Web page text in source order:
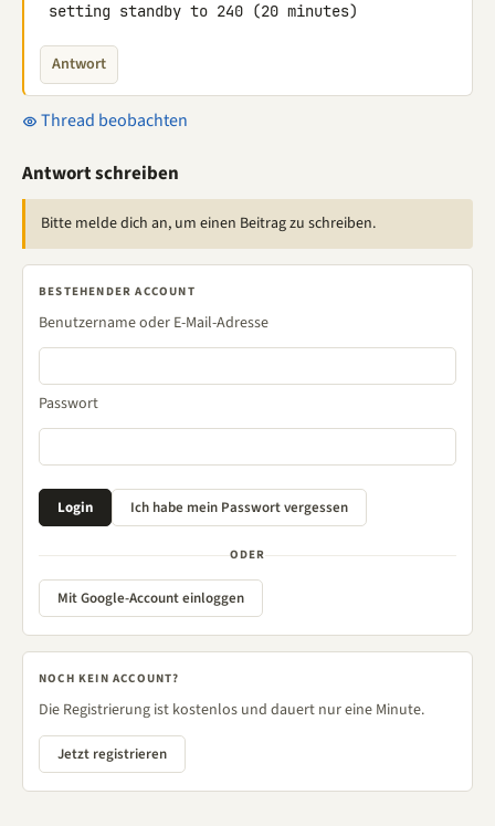
setting standby to 240 (20 minutes)
Antwort
Thread beobachten
Antwort schreiben
Bitte melde dich an, um einen Beitrag zu schreiben.
BESTEHENDER ACCOUNT
Benutzername oder E-Mail-Adresse
Passwort
ODER
Mit Google-Account einloggen
NOCH KEIN ACCOUNT?
Die Registrierung ist kostenlos und dauert nur eine Minute.
Jetzt registrieren